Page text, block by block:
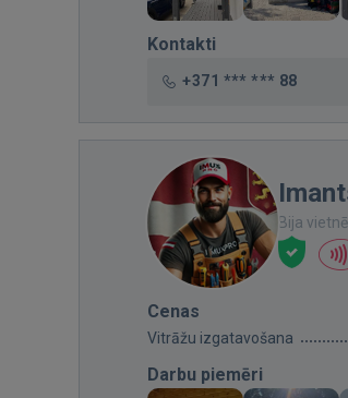
Kontakti
+371 *** *** 88
Bija
Cenas
Vitrāžu izgatavošana
Darbu piemēri